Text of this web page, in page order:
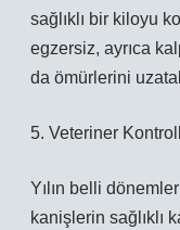
sağlıklı bir kiloyu
egzersiz, ayrıca
da ömürlerini
5. Veteriner
Yılın belli
kanişlerin sağlıklı